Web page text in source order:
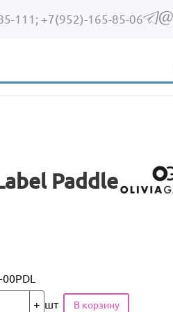
111; +7(952)-165-85-06
Paddle
шт